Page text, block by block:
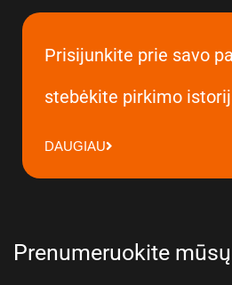
Prisijunkite prie savo
stebėkite pirkimo
DAUGIAU
Prenumeruokite